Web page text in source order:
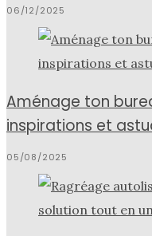
06/12/2025
Aménage ton
inspirations et
05/08/2025